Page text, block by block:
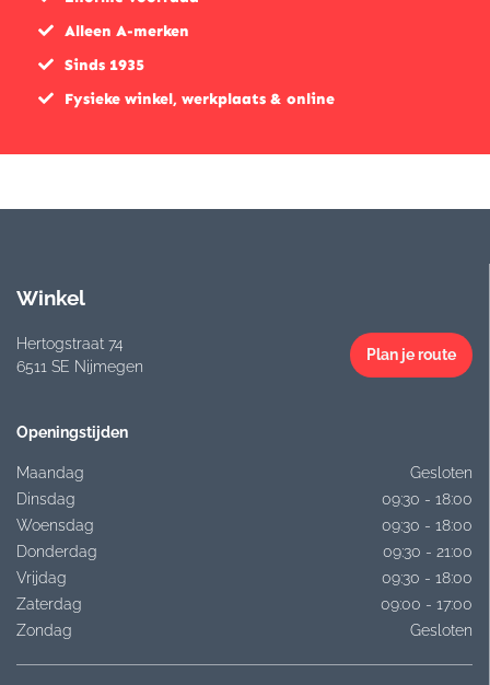
Alleen A-merken
Sinds 1935
Fysieke winkel, werkplaats & online
Winkel
Hertogstraat 74
6511 SE Nijmegen
Plan je route
Openingstijden
Maandag
Gesloten
Dinsdag
09:30 - 18:00
Woensdag
09:30 - 18:00
Donderdag
09:30 - 21:00
Vrijdag
09:30 - 18:00
Zaterdag
09:00 - 17:00
Zondag
Gesloten